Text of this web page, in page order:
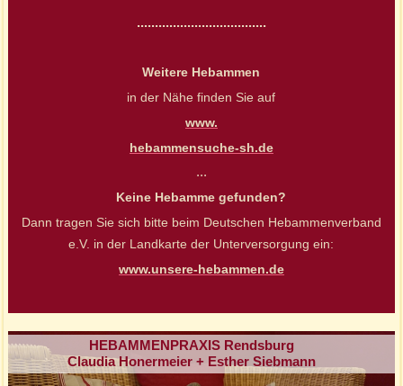
....................................
Weitere Hebammen
in der Nähe finden Sie auf
www.
hebammensuche-sh.de
...
Keine Hebamme gefunden?
Dann tragen Sie sich bitte beim Deutschen Hebammenverband
e.V. in der Landkarte der Unterversorgung ein:
www.unsere-hebammen.de
HEBAMMENPRAXIS Rendsburg
Claudia Honermeier + Esther Siebmann